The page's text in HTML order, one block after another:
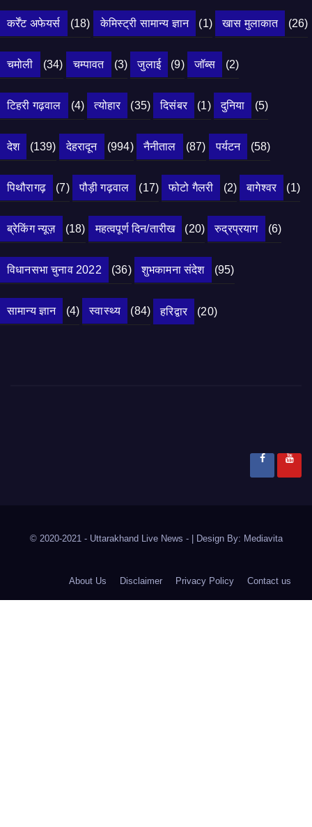
कर्रेंट अफेयर्स (18) केमिस्ट्री सामान्य ज्ञान (1) खास मुलाकात (26)
चमोली (34) चम्पावत (3) जुलाई (9) जॉब्स (2)
टिहरी गढ़वाल (4) त्योहार (35) दिसंबर (1) दुनिया (5)
देश (139) देहरादून (994) नैनीताल (87) पर्यटन (58)
पिथौरागढ़ (7) पौड़ी गढ़वाल (17) फोटो गैलरी (2) बागेश्वर (1)
ब्रेकिंग न्यूज़ (18) महत्वपूर्ण दिन/तारीख (20) रुद्रप्रयाग (6)
विधानसभा चुनाव 2022 (36) शुभकामना संदेश (95)
सामान्य ज्ञान (4) स्वास्थ्य (84) हरिद्वार (20)
© 2020-2021 - Uttarakhand Live News - | Design By: Mediavita
About Us Disclaimer Privacy Policy Contact us